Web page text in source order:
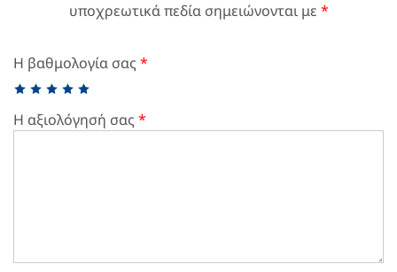
υποχρεωτικά πεδία σημειώνονται με *
Η βαθμολογία σας *
Η αξιολόγησή σας *